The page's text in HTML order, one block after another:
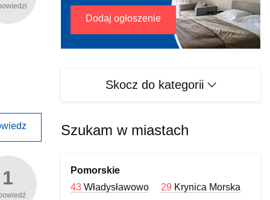
1
Dodaj ogłoszenie
Skocz do kategorii
Szukam w miastach
Pomorskie
43Władysławowo 29 Krynica Morska